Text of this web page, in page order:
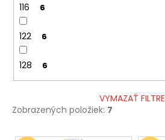
116 6
122 6
128 6
VYMAZAŤ FILTRE
Zobrazených položiek: 7